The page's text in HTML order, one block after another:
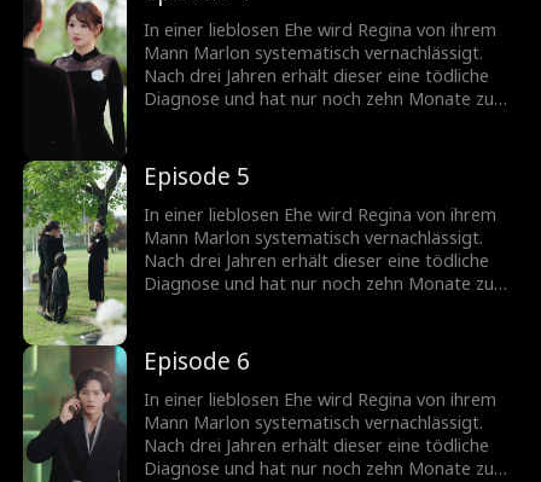
gewonnen zu haben, präsentiert Regina eine
Überraschung: einen Erben aus einer
schicksalhaften Nacht mit Marlons Bruder
Jared. Während Regina ihren Platz in der
Stanton-Familie zurückerobern will, öffnet
In einer lieblosen Ehe wird Regina von ihrem
Mann Marlon systematisch vernachlässigt.
Nach drei Jahren erhält dieser eine tödliche
Diagnose und hat nur noch zehn Monate zu
Doch gerade als sie glaubt, das Spiel
gewonnen zu haben, präsentiert Regina eine
Überraschung: einen Erben aus einer
schicksalhaften Nacht mit Marlons Bruder
Jared. Während Regina ihren Platz in der
Stanton-Familie zurückerobern will, öffnet
Episode 5
In einer lieblosen Ehe wird Regina von ihrem
Mann Marlon systematisch vernachlässigt.
Nach drei Jahren erhält dieser eine tödliche
Diagnose und hat nur noch zehn Monate zu
Doch gerade als sie glaubt, das Spiel
gewonnen zu haben, präsentiert Regina eine
Überraschung: einen Erben aus einer
schicksalhaften Nacht mit Marlons Bruder
Jared. Während Regina ihren Platz in der
Stanton-Familie zurückerobern will, öffnet
Episode 6
In einer lieblosen Ehe wird Regina von ihrem
Mann Marlon systematisch vernachlässigt.
Nach drei Jahren erhält dieser eine tödliche
Diagnose und hat nur noch zehn Monate zu